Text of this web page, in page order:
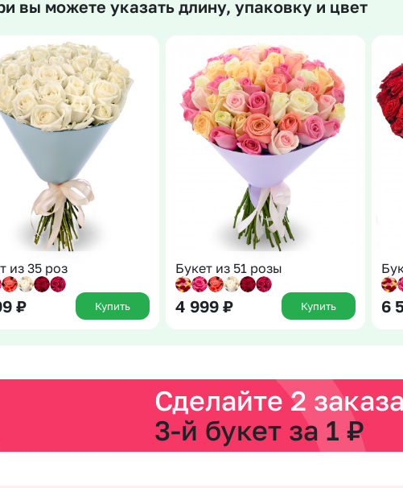
Insta букеты
Новинки
До 10000
Выбор
Все категории
вы можете указать длину, упаковку и цвет
из 35 роз
₽ Купить
Букет из 51 розы
4 999 ₽ Купить 6
Сделайте 2
3-й букет за 1 ₽